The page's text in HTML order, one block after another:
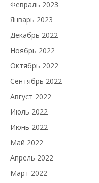
Февраль 2023
Январь 2023
Декабрь 2022
Ноябрь 2022
Октябрь 2022
Сентябрь 2022
Август 2022
Июль 2022
Июнь 2022
Май 2022
Апрель 2022
Март 2022